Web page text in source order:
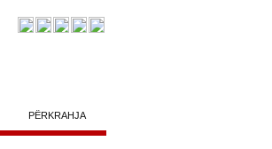
PËRKRAHJA